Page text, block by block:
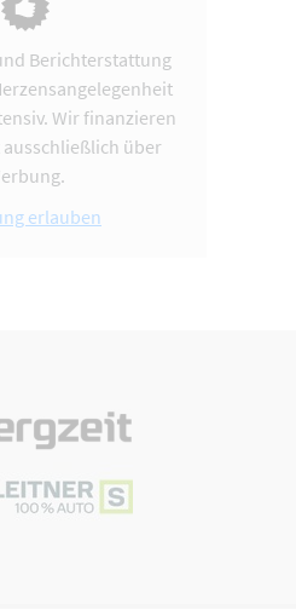
Berichterstattung
Wir finanzieren
über
erlauben